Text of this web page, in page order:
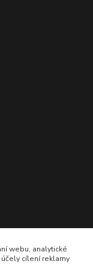
webu, analytické
cílení reklamy